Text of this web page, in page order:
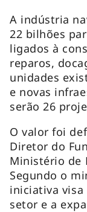
A indústria
22 bilhões
ligados à
reparos,
unidades
e novas
serão 26
O valor foi
Diretor do
Ministério de
Segundo o
iniciativa
setor e a